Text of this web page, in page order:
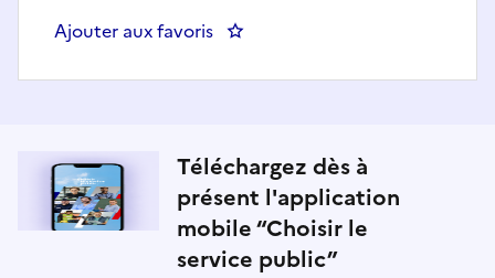
Ajouter aux favoris : Chargé (e) de mission au sein
Téléchargez dès à
présent l'application
mobile “Choisir le
service public”